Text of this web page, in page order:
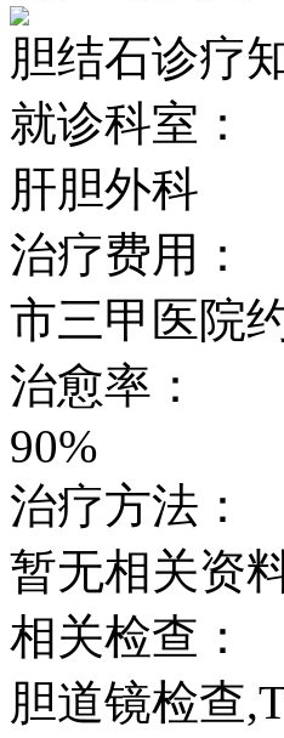
胆结石诊疗
就诊科室：
肝胆外科
治疗费用：
市三甲医院
治愈率：
90%
治疗方法：
暂无相关资
相关检查：
胆道镜检查